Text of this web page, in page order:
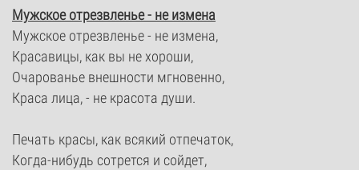
Мужское отрезвленье - не измена
Мужское отрезвленье - не измена,
Красавицы, как вы не хороши,
Очарованье внешности мгновенно,
Краса лица, - не красота души.
Печать красы, как всякий отпечаток,
Когда-нибудь сотрется и сойдет,